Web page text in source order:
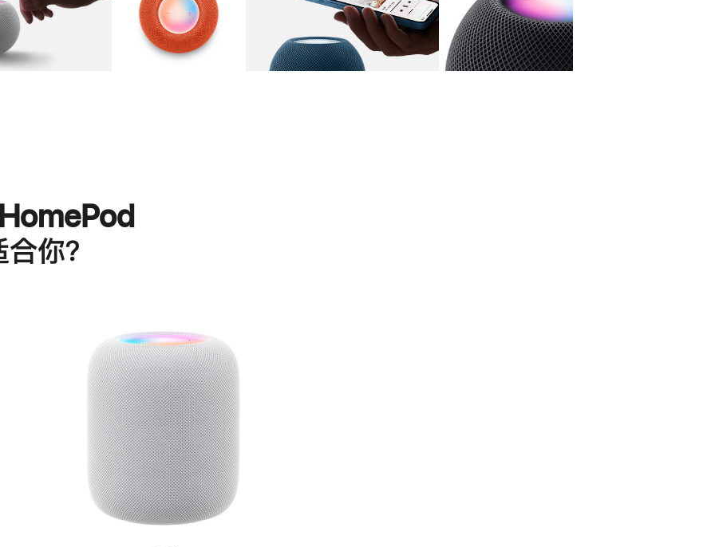
图库 图像 图库 图像 图库 图像 4 图库 图像 5
你？
进
一
步
了
解
HomePod<